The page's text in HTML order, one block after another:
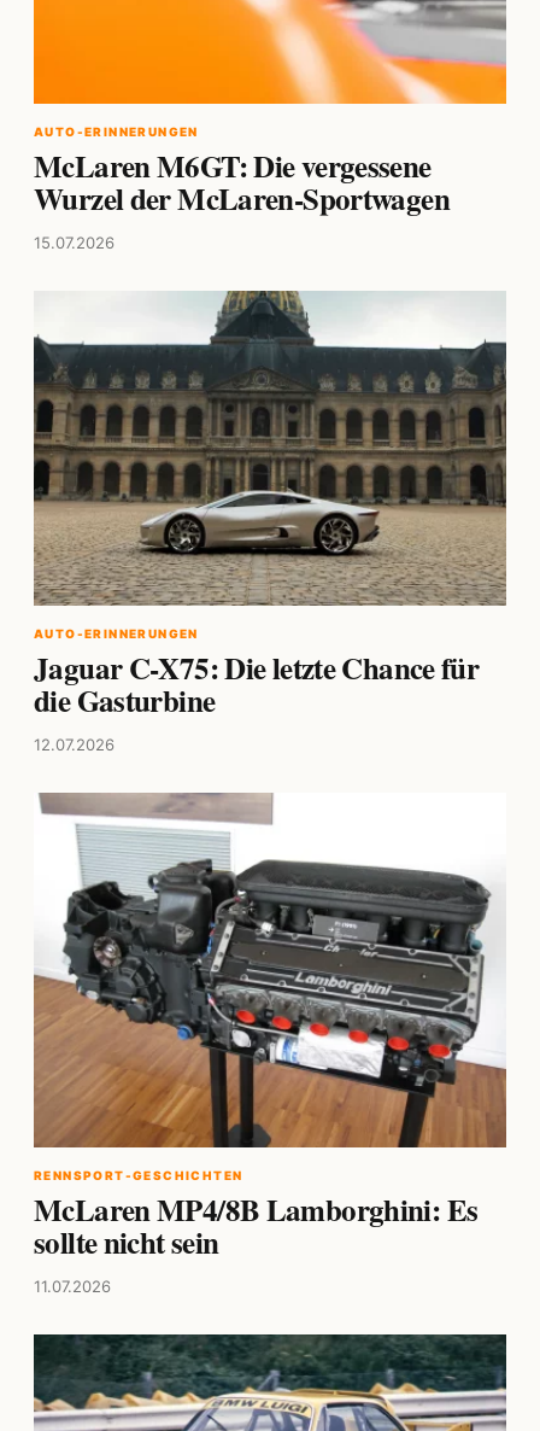
AUTO-ERINNERUNGEN
McLaren M6GT: Die vergessene
Wurzel der McLaren-Sportwagen
15.07.2026
AUTO-ERINNERUNGEN
Jaguar C-X75: Die letzte Chance für
die Gasturbine
12.07.2026
RENNSPORT-GESCHICHTEN
McLaren MP4/8B Lamborghini: Es
sollte nicht sein
11.07.2026